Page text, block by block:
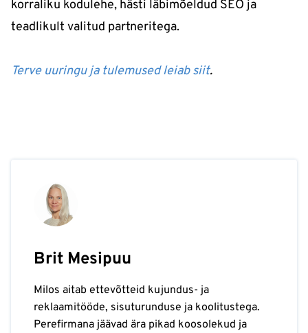
korraliku kodulehe, hästi läbimõeldud SEO ja
teadlikult valitud partneritega.
Terve uuringu ja tulemused leiab siit.
Brit Mesipuu
Milos aitab ettevõtteid kujundus- ja
reklaamitööde, sisuturunduse ja koolitustega.
Perefirmana jäävad ära pikad koosolekud ja